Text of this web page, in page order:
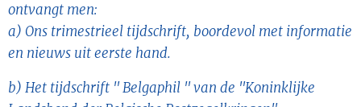
ontvangt men:
a) Ons trimestrieel tijdschrift, boordevol met informatie
en nieuws uit eerste hand.
b) Het tijdschrift " Belgaphil "van de "Koninklijke